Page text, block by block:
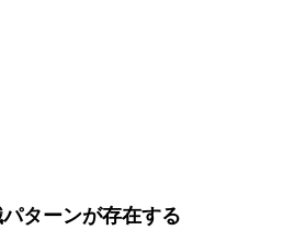
ターンが存在する